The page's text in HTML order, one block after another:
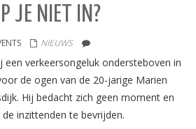
JE NIET IN?
NIEUWS
een verkeersongeluk ondersteboven in
de ogen van de 20-jarige Marien
Hij bedacht zich geen moment en
inzittenden te bevrijden.